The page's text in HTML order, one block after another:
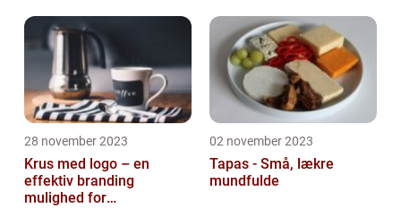
28 november 2023
Krus med logo – en
effektiv branding
mulighed for
02 november 2023
Tapas - Små, lækre
mundfulde